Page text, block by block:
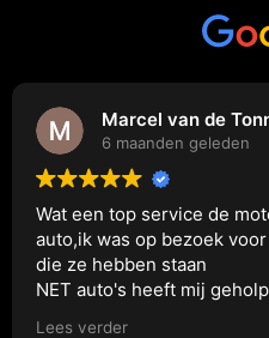
Marcel van de
6 maanden geleden
Wat een top service de motorplaat lag
auto,ik was op bezoek
die ze hebben staan
NET auto's heeft mij
Lees verder